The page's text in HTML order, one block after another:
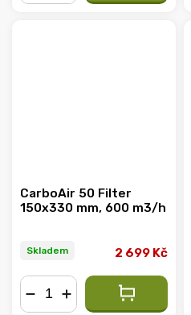
CarboAir 50 Filter
150x330 mm, 600 m3/h
Skladem 2 699 Kč